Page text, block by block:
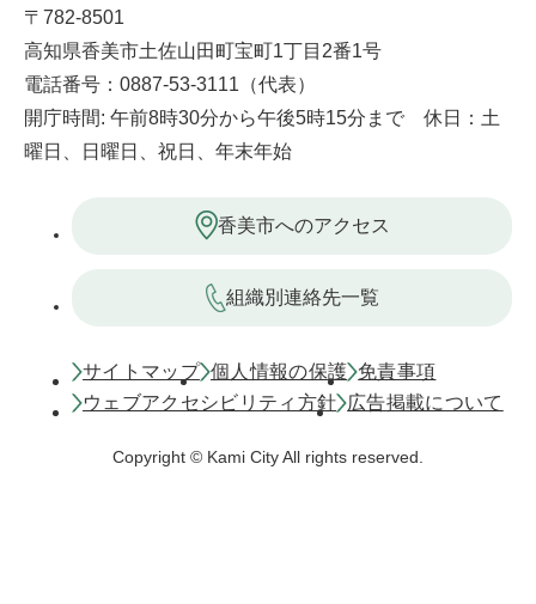
〒782-8501
高知県香美市土佐山田町宝町1丁目2番1号
電話番号：0887-53-3111（代表）
開庁時間: 午前8時30分から午後5時15分まで 休日：土
曜日、日曜日、祝日、年末年始
香美市へのアクセス
組織別連絡先一覧
サイトマップ 個人情報の保護 免責事項
ウェブアクセシビリティ方針
広告掲載について
Copyright © Kami City All rights reserved.